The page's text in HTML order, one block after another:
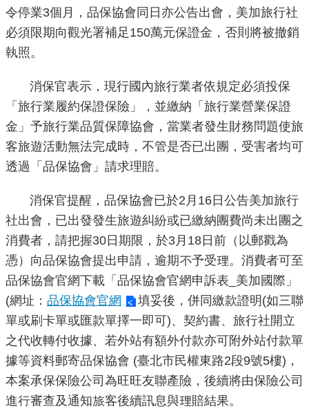
業
務
資
政
府
資
訊
公
重
點
業
務
廉
園
地
為
令停業3個月，品保協會同日亦公告出會，美加旅行社
必須限期向觀光署補足150萬元保證金，否則將被撤銷
執照。
消保官表示，現行國內旅行業者依規定必須投保
「旅行業履約保證保險」，並繳納「旅行業營業保證
金」予旅行業品質保障協會，當業者發生財務問題使旅
客旅遊活動無法完成時，不管是否已出團，受害者均可
透過「品保協會」請求理賠。
消保官提醒，品保協會已於2月16日公告美加旅行
社出會，已出發發生旅遊糾紛或已繳納團費尚未出團之
消費者，請把握30日期限，於3月18日前（以郵戳為
憑）向品保協會提出申請，逾期不予受理。消費者可至
品保協會官網下載「品保協會官網申訴表_美加國際」
(網址： 品保協會官網
填妥後，併同繳款證明(如三聯
單或刷卡單或匯款單擇一即可)、契約書、旅行社開立
之代收轉付收據、若外站有額外付款亦可附外站付款單
據等資料郵寄品保協會 (臺北市民權東路2段9號5樓)，
本案承保保險公司為旺旺友聯產險，後續將由保險公司
進行審查及通知旅客後續訊息與理賠結果。